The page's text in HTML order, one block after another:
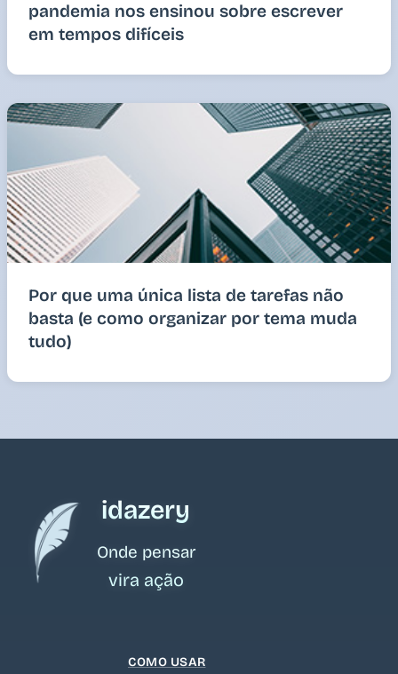
pandemia nos ensinou sobre escrever
em tempos difíceis
Por que uma única lista de tarefas não
basta (e como organizar por tema muda
tudo)
idazery
Onde pensar
vira ação
COMO USAR